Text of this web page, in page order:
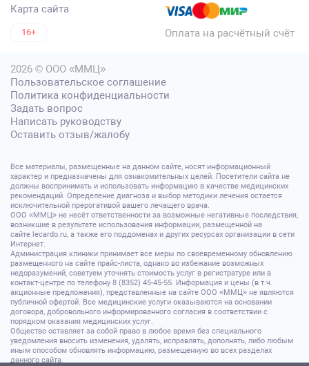
Карта сайта
16+ Оплата на расчётный счёт
2026 © ООО «ММЦ»
Пользовательское соглашение
Политика конфиденциальности
Задать вопрос
Написать руководству
Оставить отзыв/жалобу
Все материалы, размещенные на данном сайте, носят информационный
характер и предназначены для ознакомительных целей. Посетители сайта не
должны воспринимать и использовать информацию в качестве медицинских
рекомендаций. Определение диагноза и выбор методики лечения остается
исключительной прерогативой вашего лечащего врача.
ООО «ММЦ» не несёт ответственности за возможные негативные последствия,
возникшие в результате использования информации, размещенной на
сайте lecardo.ru, а также его поддоменах и других ресурсах организации в сети
Интернет.
Администрация клиники принимает все меры по своевременному обновлению
размещенного на сайте прайс-листа, однако во избежание возможных
недоразумений, советуем уточнять стоимость услуг в регистратуре или в
контакт-центре по телефону 8 (8352) 45-45-55. Информация и цены (в т.ч.
акционные предложения), представленные на сайте ООО «ММЦ» не являются
публичной офертой. Все медицинские услуги оказываются на основании
договора, добровольного информированного согласия в соответствии с
порядком оказания медицинских услуг.
Общество оставляет за собой право в любое время без специального
уведомления вносить изменения, удалять, исправлять, дополнять, либо любым
иным способом обновлять информацию, размещенную во всех разделах
данного сайта.